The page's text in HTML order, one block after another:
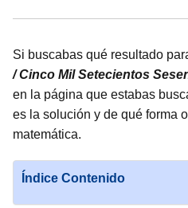
Si buscabas qué resultado
/ Cinco Mil Setecientos
en la página que estabas
es la solución y de qué forma
matemática.
Índice Contenido